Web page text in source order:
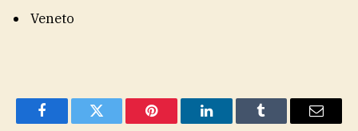
Veneto
FacebookTwitter Pinterest LinkedInTumblr Email